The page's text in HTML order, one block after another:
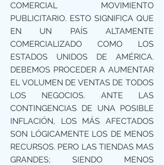
COMERCIAL
MOVIMIENTO
PUBLICITARIO. ESTO SIGNIFICA QUE
EN UN PAÍS ALTAMENTE
COMERCIALIZADO COMO LOS
ESTADOS UNIDOS DE AMÉRICA.
DEBEMOS PROCEDER A AUMENTAR
EL VOLUMEN DE VENTAS DE TODOS
LOS NEGOCIOS. ANTE LAS
CONTINGENCIAS DE UNA POSIBLE
INFLACIÓN, LOS MÁS AFECTADOS
SON LÓGICAMENTE LOS DE MENOS
RECURSOS. PERO LAS TIENDAS MAS
GRANDES; SIENDO MENOS